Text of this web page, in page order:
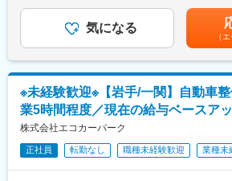
・新規契約・機種変更の受付および提案
・料金プラン、楽天ポイント活用、楽天
案内
・スマホの初期設定・データ移行サポー
・問い合わせ対応
◇店舗運営
・店舗での電話応対
・在庫管理、売り場づくり、POP作成
・KPI管理・数値振り返り
・キャンペーン企画など、集客に向けた
・未経験の方も歓迎！充実した研修制度
【選考会の概要】
・形式： Web開催（事前に企業セミナ
す）
・内容： 面接（25分×2回 現場面接/HR
【開催日時】
7/2（木）17:00～20:30
7/5（日）11:00～14:30
ます。月給(月額)は固定手当を含めた表
気になる
（
※未経験歓迎※【岩手/一関】自動車
業5時間程度／現在の給与ベースア
株式会社エコカーパーク
正社員 転勤なし 職種未経験歓迎 業種未